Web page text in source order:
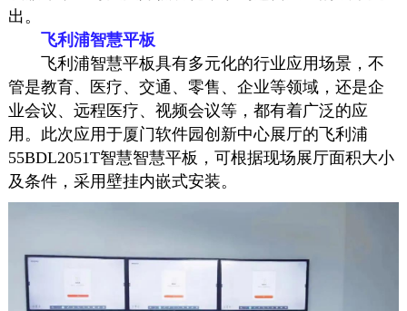
出。
飞利浦智慧平板
飞利浦智慧平板具有多元化的行业应用场景，不
管是教育、医疗、交通、零售、企业等领域，还是企
业会议、远程医疗、视频会议等，都有着广泛的应
用。此次应用于厦门软件园创新中心展厅的飞利浦
55BDL2051T智慧智慧平板，可根据现场展厅面积大小
及条件，采用壁挂内嵌式安装。